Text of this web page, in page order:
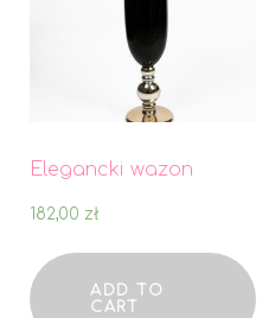
Elegancki wazon
182,00 zł
ADD TO
CART